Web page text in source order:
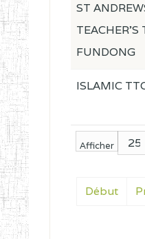
Afficher
Début
ST
TEACHER'S
FUNDONG
ISLAMIC